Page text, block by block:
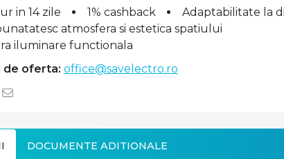
in 14 zile
1% cashback
Adaptabilitate la
atmosfera si estetica spatiului
iluminare functionala
de oferta: office@savelectro.ro
DOCUMENTE ADITIONALE